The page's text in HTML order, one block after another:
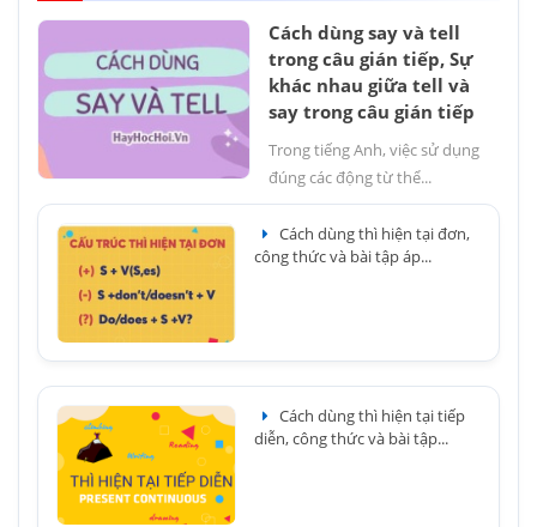
Cách dùng say và tell
trong câu gián tiếp, Sự
khác nhau giữa tell và
say trong câu gián tiếp
Trong tiếng Anh, việc sử dụng
đúng các động từ thể...
Cách dùng thì hiện tại đơn,
công thức và bài tập áp...
Cách dùng thì hiện tại tiếp
diễn, công thức và bài tập...